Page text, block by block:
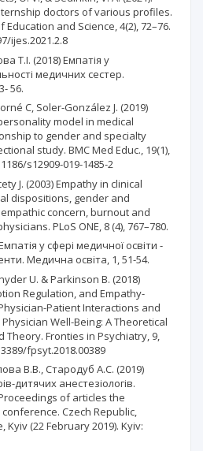
doctors of various profiles.
and Science, 4(2), 72–76.
ijes.2021.2.8
Т.І. (2018) Емпатія у
медичних сестер.
56.
C, Soler-González J. (2019)
model in medical
to gender and specialty
study. BMC Med Educ., 19(1),
s12909-019-1485-2
J. (2003) Empathy in clinical
dispositions, gender and
concern, burnout and
PLoS ONE, 8 (4), 767–780.
у сфері медичної освіти -
Медична освіта, 1, 51-54.
U. & Parkinson B. (2018)
Regulation, and Empathy-
Patient Interactions and
Well-Being: A Theoretical
Fronties in Psychiatry, 9,
fpsyt.2018.00389
В.В., Стародуб А.С. (2019)
дитячих анестезіологів.
of articles the
Czech Republic,
Kyiv (22 February 2019). Kyiv: